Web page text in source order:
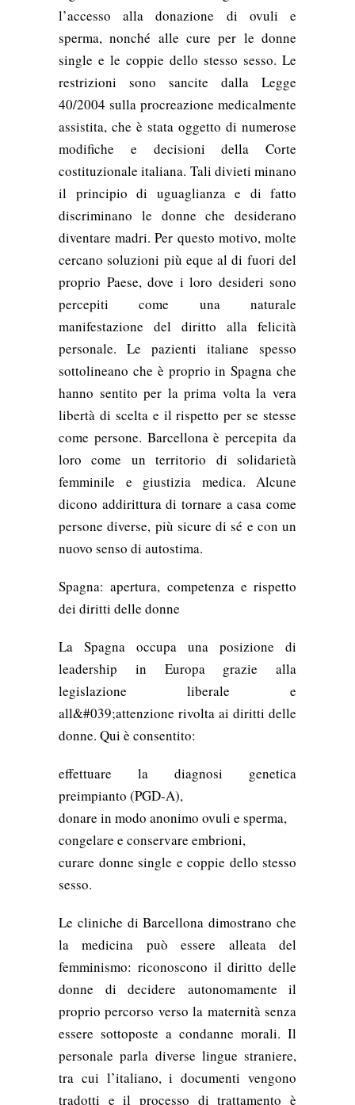
l’accesso alla donazione di ovuli e
sperma, nonché alle cure per le donne
single e le coppie dello stesso sesso. Le
restrizioni sono sancite dalla Legge
40/2004 sulla procreazione medicalmente
assistita, che è stata oggetto di numerose
modifiche e decisioni della Corte
costituzionale italiana. Tali divieti minano
il principio di uguaglianza e di fatto
discriminano le donne che desiderano
diventare madri. Per questo motivo, molte
cercano soluzioni più eque al di fuori del
proprio Paese, dove i loro desideri sono
percepiti come una naturale
manifestazione del diritto alla felicità
personale. Le pazienti italiane spesso
sottolineano che è proprio in Spagna che
hanno sentito per la prima volta la vera
libertà di scelta e il rispetto per se stesse
come persone. Barcellona è percepita da
loro come un territorio di solidarietà
femminile e giustizia medica. Alcune
dicono addirittura di tornare a casa come
persone diverse, più sicure di sé e con un
nuovo senso di autostima.
Spagna: apertura, competenza e rispetto
dei diritti delle donne
La Spagna occupa una posizione di
leadership in Europa grazie alla
legislazione liberale e
all&#039;attenzione rivolta ai diritti delle
donne. Qui è consentito:
effettuare la diagnosi genetica
preimpianto (PGD-A),
donare in modo anonimo ovuli e sperma,
congelare e conservare embrioni,
curare donne single e coppie dello stesso
sesso.
Le cliniche di Barcellona dimostrano che
la medicina può essere alleata del
femminismo: riconoscono il diritto delle
donne di decidere autonomamente il
proprio percorso verso la maternità senza
essere sottoposte a condanne morali. Il
personale parla diverse lingue straniere,
tra cui l’italiano, i documenti vengono
tradotti e il processo di trattamento è